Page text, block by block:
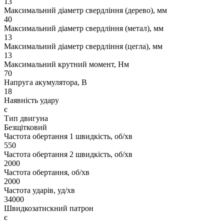
Максимальний діаметр свердління (дерево), мм
40
Максимальний діаметр свердління (метал), мм
13
Максимальний діаметр свердління (цегла), мм
13
Максимальний крутний момент, Нм
70
Напруга акумулятора, В
18
Наявність удару
є
Тип двигуна
Безщітковий
Частота обертання 1 швидкість, об/хв
550
Частота обертання 2 швидкість, об/хв
2000
Частота обертання, об/хв
2000
Частота ударів, уд/хв
34000
Швидкозатискний патрон
є